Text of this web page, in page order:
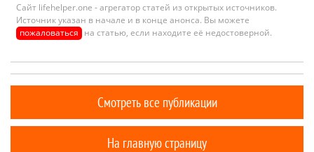
Сайт lifehelper.one - агрегатор статей из открытых источников.
Источник указан в начале и в конце анонса. Вы можете
пожаловаться на статью, если находите её недостоверной.
Смотреть все публикации
На главную страницу